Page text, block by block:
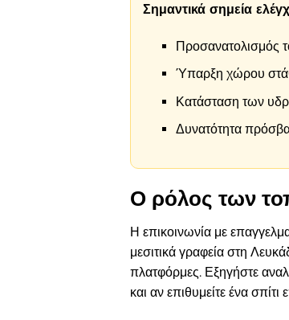
Σημαντικά σημεία
Προσανατολισμός
Ύπαρξη χώρου
Κατάσταση των
Δυνατότητα
Ο ρόλος των
Η επικοινωνία με
μεσιτικά γραφεία στη
πλατφόρμες. Εξηγήστε
και αν επιθυμείτε ένα